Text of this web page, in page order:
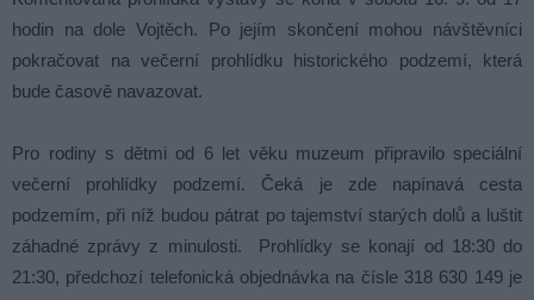
hodin na dole Vojtěch. Po jejím skončení mohou návštěvníci
pokračovat na večerní prohlídku historického podzemí, která
bude časově navazovat.
Pro rodiny s dětmi od 6 let věku muzeum připravilo speciální
večerní prohlídky podzemí. Čeká je zde napínavá cesta
podzemím, při níž budou pátrat po tajemství starých dolů a luštit
záhadné zprávy z minulosti. Prohlídky se konají od 18:30 do
21:30, předchozí telefonická objednávka na čísle 318 630 149 je